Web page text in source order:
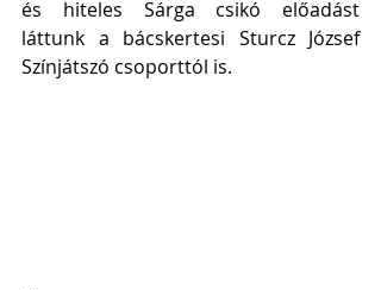
és hiteles Sárga csikó előadást
láttunk a bácskertesi Sturcz József
Színjátszó csoporttól is.